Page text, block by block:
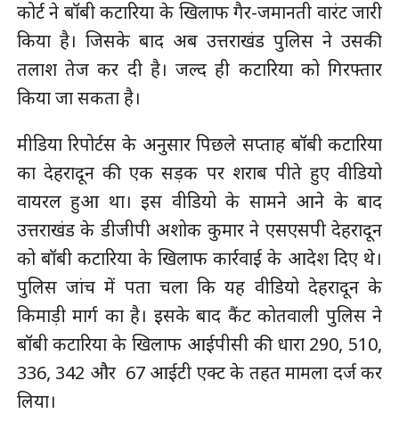
कोर्ट ने बॉबी कटारिया के खिलाफ गैर-जमानती वारंट जारी
किया है। जिसके बाद अब उत्तराखंड पुलिस ने उसकी
तलाश तेज कर दी है। जल्द ही कटारिया को गिरफ्तार
किया जा सकता है।
मीडिया रिपोर्टस के अनुसार पिछले सप्ताह बॉबी कटारिया
का देहरादून की एक सड़क पर शराब पीते हुए वीडियो
वायरल हुआ था। इस वीडियो के सामने आने के बाद
उत्तराखंड के डीजीपी अशोक कुमार ने एसएसपी देहरादून
को बॉबी कटारिया के खिलाफ कार्रवाई के आदेश दिए थे।
पुलिस जांच में पता चला कि यह वीडियो देहरादून के
किमाड़ी मार्ग का है। इसके बाद कैंट कोतवाली पुलिस ने
बॉबी कटारिया के खिलाफ आईपीसी की धारा 290, 510,
336, 342 और 67 आईटी एक्ट के तहत मामला दर्ज कर
लिया।